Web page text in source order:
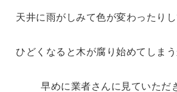
天井に雨がしみて色が変わったり
ひどくなると木が腐り始めてしまう
早めに業者さんに見ていただ